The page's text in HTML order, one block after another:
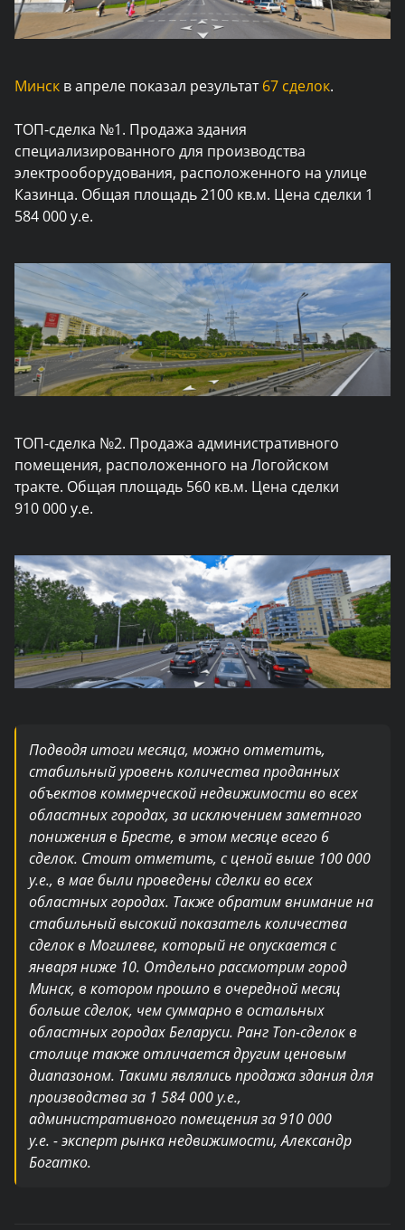
Минск в апреле показал результат67 сделок.
ТОП-сделка №1. Продажа здания
специализированного для производства
электрооборудования, расположенного на улице
Казинца. Общая площадь 2100 кв.м. Цена сделки 1
584 000 у.е.
ТОП-сделка №2. Продажа административного
помещения, расположенного на Логойском
тракте. Общая площадь 560 кв.м. Цена сделки
910 000 у.е.
Подводя итоги месяца, можно отметить,
стабильный уровень количества проданных
объектов коммерческой недвижимости во всех
областных городах, за исключением заметного
понижения в Бресте, в этом месяце всего 6
сделок. Стоит отметить, с ценой выше 100 000
у.е., в мае были проведены сделки во всех
областных городах. Также обратим внимание на
стабильный высокий показатель количества
сделок в Могилеве, который не опускается с
января ниже 10. Отдельно рассмотрим город
Минск, в котором прошло в очередной месяц
больше сделок, чем суммарно в остальных
областных городах Беларуси. Ранг Топ-сделок в
столице также отличается другим ценовым
диапазоном. Такими являлись продажа здания для
производства за 1 584 000 у.е.,
административного помещения за 910 000
у.е. -эксперт рынка недвижимости, Александр
Богатко.